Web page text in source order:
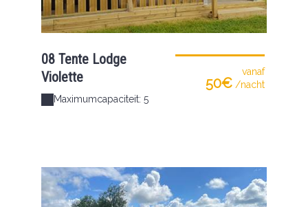
08 Tente Lodge
Violette
Maximumcapaciteit: 5
vanaf
50€ /nacht